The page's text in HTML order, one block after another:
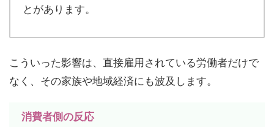
とがあります。
こういった影響は、直接雇用されている労働者だけで
なく、その家族や地域経済にも波及します。
消費者側の反応